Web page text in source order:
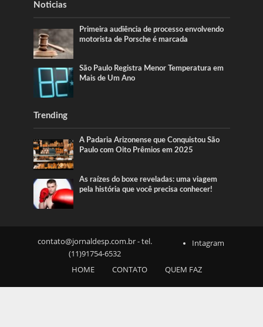
Noticias
Primeira audiência de processo envolvendo
motorista de Porsche é marcada
São Paulo Registra Menor Temperatura em
Mais de Um Ano
Trending
A Padaria Arizonense que Conquistou São
Paulo com Oito Prêmios em 2025
As raízes do boxe reveladas: uma viagem
pela história que você precisa conhecer!
contato@jornaldesp.com.br- tel.
(11)91754-6532
Intagram
HOME CONTATO QUEM FAZ